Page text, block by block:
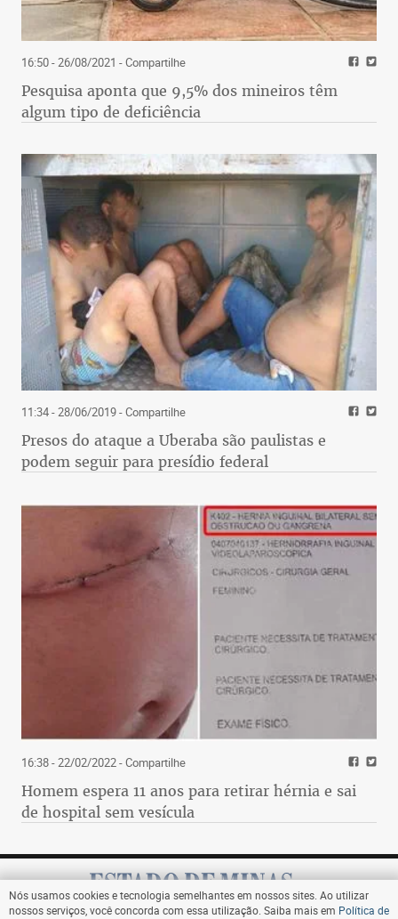
16:50 - 26/08/2021 - Compartilhe
Pesquisa aponta que 9,5% dos mineiros têm
algum tipo de deficiência
11:34 - 28/06/2019- Compartilhe
Presos do ataque a Uberaba são paulistas e
podem seguir para presídio federal
16:38 - 22/02/2022- Compartilhe
Homem espera 11 anos para retirar hérnia e sai
de hospital sem vesícula
Nós usamos cookies e tecnologia semelhantes em nossos sites. Ao utilizar
nossos serviços, você concorda com essa utilização. Saiba mais em Política de